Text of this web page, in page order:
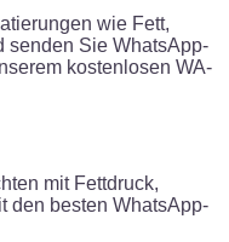
wie Fett,
senden Sie WhatsApp-
kostenlosen WA-
mit Fettdruck,
den besten WhatsApp-